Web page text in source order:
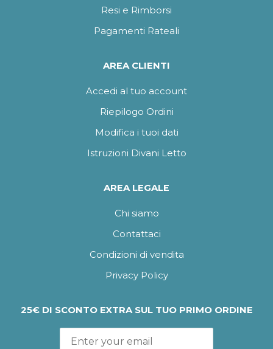
Resi e Rimborsi
Pagamenti Rateali
AREA CLIENTI
Accedi al tuo account
Riepilogo Ordini
Modifica i tuoi dati
Istruzioni Divani Letto
AREA LEGALE
Chi siamo
Contattaci
Condizioni di vendita
Privacy Policy
25€ DI SCONTO EXTRA SUL TUO PRIMO ORDINE